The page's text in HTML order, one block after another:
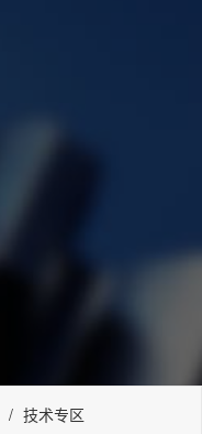
/ 技术专区